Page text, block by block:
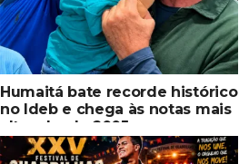
Humaitá bate recorde histórico
no Ideb e chega às notas mais
altas desde 2005